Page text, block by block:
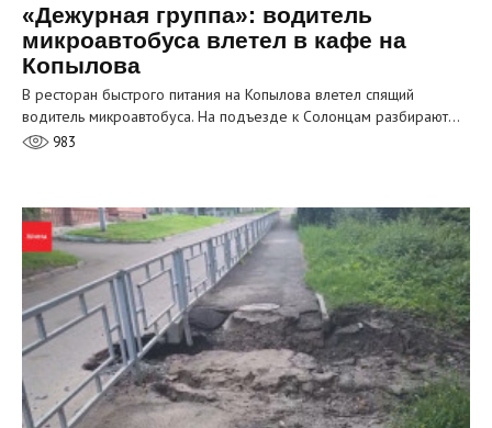
«Дежурная группа»: водитель
микроавтобуса влетел в кафе на
Копылова
В ресторан быстрого питания на Копылова влетел спящий
водитель микроавтобуса. На подъезде к Солонцам разбирают…
983